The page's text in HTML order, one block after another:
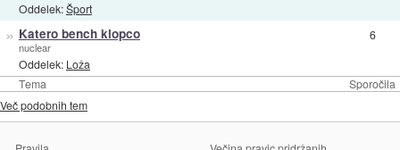
Tema Sporočila
Oddelek:Šport
» Katero bench klopco
nuclear
Oddelek: Loža
6
Več podobnih tem